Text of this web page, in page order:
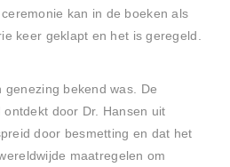
kan in de boeken als
keer geklapt en het is geregeld.
bekend was. De
door Dr. Hansen uit
door besmetting en dat het
maatregelen om